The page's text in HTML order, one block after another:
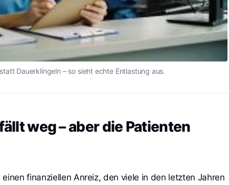
Dauerklingeln – so sieht echte Entlastung aus.
weg – aber die Patienten
finanziellen Anreiz, den viele in den letzten Jahren